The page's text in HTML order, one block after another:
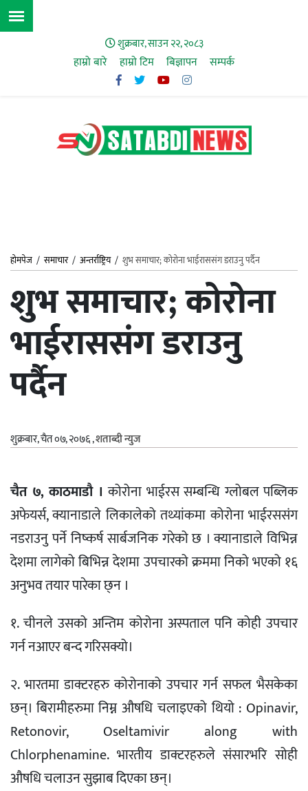
शुक्रबार, साउन २२, २०८३
हाम्रो बारे हाम्राे टिम बिज्ञापन सम्पर्क
होमपेज /समाचार/ अन्तर्राष्ट्रिय/ शुभ समाचार; कोरोना भाईराससंग डराउनु पर्दैन
शुभ समाचार; कोरोना
भाईराससंग डराउनु
पर्दैन
शुक्रबार, चैत ०७, २०७६,शताब्दी न्युज
चैत ७, काठमाडौ । कोरोना भाईरस सम्बन्धि ग्लोबल पब्लिक
अफेयर्स, क्यानाडाले लिकालेको तथ्यांकमा कोरोना भाईरससंग
नडराउनु पर्ने निष्कर्ष सार्बजनिक गरेको छ । क्यानाडाले विभिन्न
देशमा लागेको बिभिन्न देशमा उपचारको क्रममा निको भएको १६
अनुभव तयार पारेका छ्न ।
१. चीनले उसको अन्तिम कोरोना अस्पताल पनि कोही उपचार
गर्न नआएर बन्द गरिसक्यो।
२. भारतमा डाक्टरहरु कोरोनाको उपचार गर्न सफल भैसकेका
छन्। बिरामीहरुमा निम्न औषधि चलाइएको थियो : Opinavir,
Retonovir, Oseltamivir along with
Chlorphenamine. भारतीय डाक्टरहरुले संसारभरि सोही
औषधि चलाउन सुझाब दिएका छन्।